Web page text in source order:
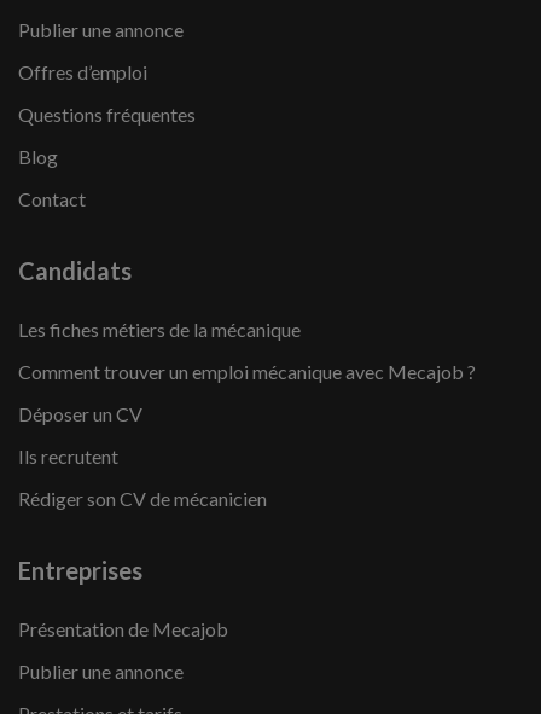
Publier une annonce
Offres d’emploi
Questions fréquentes
Blog
Contact
Candidats
Les fiches métiers de la mécanique
Comment trouver un emploi mécanique avec Mecajob ?
Déposer un CV
Ils recrutent
Rédiger son CV de mécanicien
Entreprises
Présentation de Mecajob
Publier une annonce